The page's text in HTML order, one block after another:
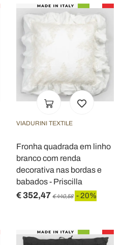
VIADURINI TEXTILE
Fronha quadrada em linho
branco com renda
decorativa nas bordas e
babados - Priscilla
€ 352,47 € 440,58 - 20%